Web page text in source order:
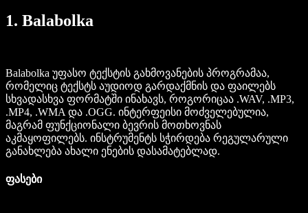
1. Balabolka
Balabolka უფასო ტექსტის გახმოვანების პროგრამაა,
რომელიც ტექსტს აუდიოდ გარდაქმნის და ფაილებს
სხვადასხვა ფორმატში ინახავს, როგორიცაა .WAV, .MP3,
.MP4, .WMA და .OGG. ინტერფეისი მოძველებულია,
მაგრამ ფუნქციონალი ბევრის მოთხოვნას
აკმაყოფილებს. ინსტრუმენტს სჭირდება რეგულარული
განახლება ახალი ენების დასამატებლად.
ფასები